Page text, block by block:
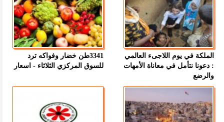
الملكة في يوم اللاجىء العالمي
: دعونا نتأمل في معاناة الأمهات
والرضع
3341طن خضار وفواكه ترد
للسوق المركزي الثلاثاء - اسعار